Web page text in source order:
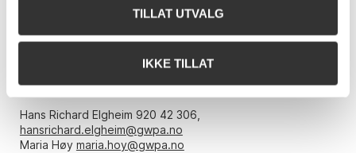
TILLAT UTVALG
IKKE TILLAT
Mandag – fredag kl. 10-17, kun etter avtale med:
Hans Richard Elgheim 920 42 306,
hansrichard.elgheim@gwpa.no
Maria Høy maria.hoy@gwpa.no